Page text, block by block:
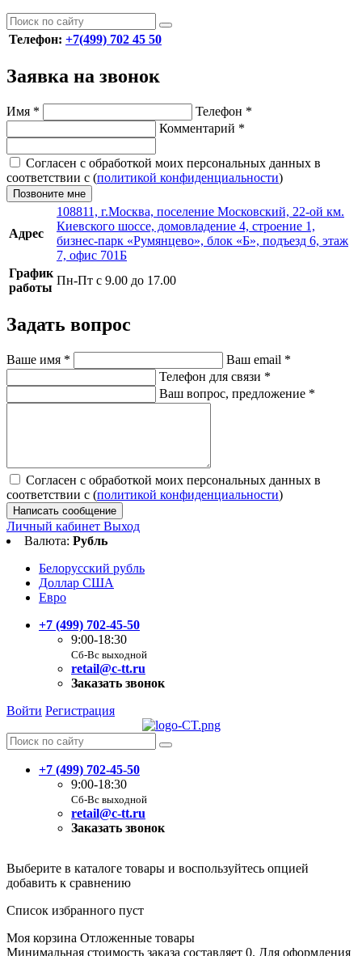
Телефон: +7(499) 702 45 50
Заявка на звонок
Имя * Телефон *
Комментарий *
Согласен с обработкой моих персональных данных в
соответствии с (политикой конфиденциальности)
Позвоните мне
Адрес
108811, г.Москва, поселение Московский, 22-ой км.
Киевского шоссе, домовладение 4, строение 1,
бизнес-парк «Румянцево», блок «Б», подъезд 6, этаж
7, офис 701Б
График
работы
Пн-Пт с 9.00 до 17.00
Задать вопрос
Ваше имя * Ваш email *
Телефон для связи *
Ваш вопрос, предложение *
Согласен с обработкой моих персональных данных в
соответствии с (политикой конфиденциальности)
Написать сообщение
Личный кабинет Выход
Валюта: Рубль
Белорусский рубль
Доллар США
Евро
+7 (499) 702-45-50
9:00-18:30
Сб-Вс выходной
retail@c-tt.ru
Заказать звонок
Войти Регистрация
+7 (499) 702-45-50
9:00-18:30
Сб-Вс выходной
retail@c-tt.ru
Заказать звонок
Выберите в каталоге товары и воспользуйтесь опцией
добавить к сравнению
Список избранного пуст
Моя корзина Отложенные товары
Минимальная стоимость заказа составляет 0. Для оформления